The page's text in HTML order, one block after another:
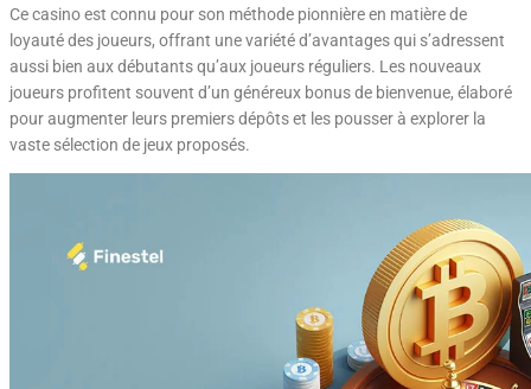
Ce casino est connu pour son méthode pionnière en matière de
loyauté des joueurs, offrant une variété d’avantages qui s’adressent
aussi bien aux débutants qu’aux joueurs réguliers. Les nouveaux
joueurs profitent souvent d’un généreux bonus de bienvenue, élaboré
pour augmenter leurs premiers dépôts et les pousser à explorer la
vaste sélection de jeux proposés.